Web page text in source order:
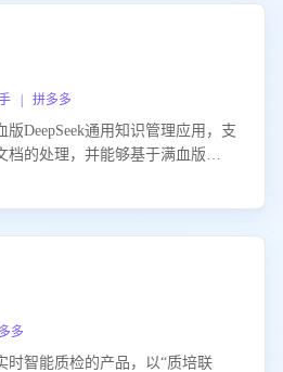
| 拼多多
DeepSeek通用知识管理应用，支
档的处理，并能够基于满血版
和利用知识资源。通过该产品，
多
时智能质检的产品，以“质培联